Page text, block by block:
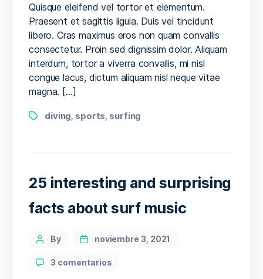
backflip
on
a
surfboard
Quisque eleifend vel tortor et elementum.
Praesent et sagittis ligula. Duis vel tincidunt
libero. Cras maximus eros non quam convallis
consectetur. Proin sed dignissim dolor. Aliquam
interdum, tortor a viverra convallis, mi nisl
congue lacus, dictum aliquam nisl neque vitae
magna. […]
Tagsdiving sports surfing
25 interesting and surprising
facts about surf music
Categories
PostBy noviembre 3, 2021
3 comentarios